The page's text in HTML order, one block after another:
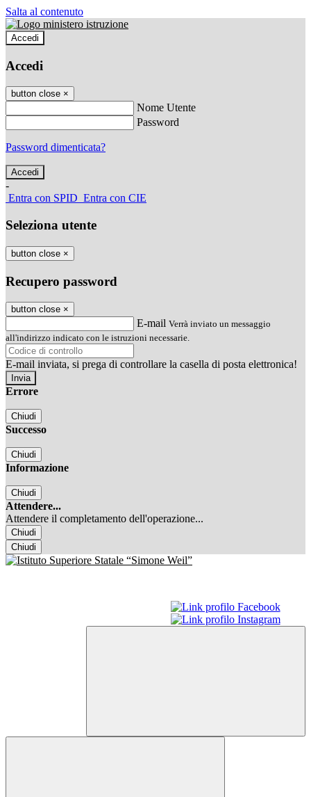
Salta al contenuto
Accedi
Accedi
button close ×
Nome Utente
Password
Password dimenticata?
-
Entra con SPID Entra con CIE
Seleziona utente
button close ×
Recupero password
button close ×
E-mail Verrà inviato un messaggio
all'indirizzo indicato con le istruzioni necessarie.
E-mail inviata, si prega di controllare la casella di posta elettronica!
Errore
Chiudi
Successo
Chiudi
Informazione
Chiudi
Attendere...
Attendere il completamento dell'operazione...
Chiudi
Chiudi